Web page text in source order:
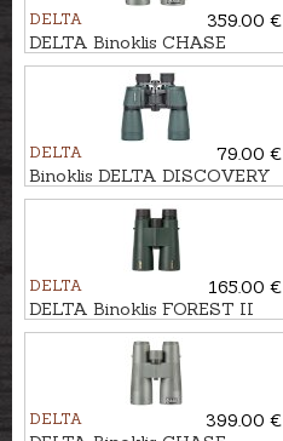
DELTA
359.00 €
DELTA Binoklis CHASE
10x42 ED
DELTA
79.00 €
Binoklis DELTA DISCOVERY
10x50
DELTA
165.00 €
DELTA Binoklis FOREST II
10x50
DELTA
399.00 €